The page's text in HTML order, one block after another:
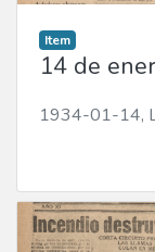
Item
14 de
1934-01-14,